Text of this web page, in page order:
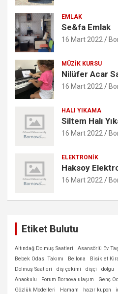
EMLAK
Se&fa Emlak
16 Mart 2022
MÜZIK KURSU
Nilüfer Acar
16 Mart 2022
HALI YIKAMA
Siltem Halı
16 Mart 2022
ELEKTRONIK
Haksoy
16 Mart 2022
Etiket Bulutu
Altındağ Dolmuş Saatleri Asansörlü Ev
Bebek Odası Takımı
Bellona Bisiklet
Dolmuş Saatleri
diş çekimi dişçi dolgu
Anaokulu
Forum Bornova ulaşım Genç
Gözlük Modelleri
Hamam hazır kupon